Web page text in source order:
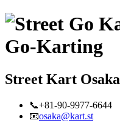
Street Kart Osaka
📞+81-90-9977-6644
📧osaka@kart.st